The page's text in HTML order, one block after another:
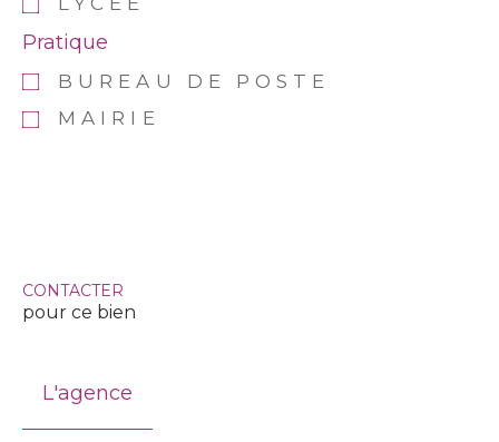
Pratique
BUREAU DE POSTE
MAIRIE
CONTACTER
pour ce bien
L'agence